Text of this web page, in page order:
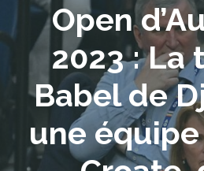
Open
2023 : La
Babel de
une